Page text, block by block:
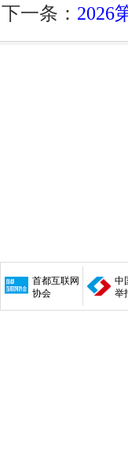
下一条： 2026
首都互联网
协会
中
举